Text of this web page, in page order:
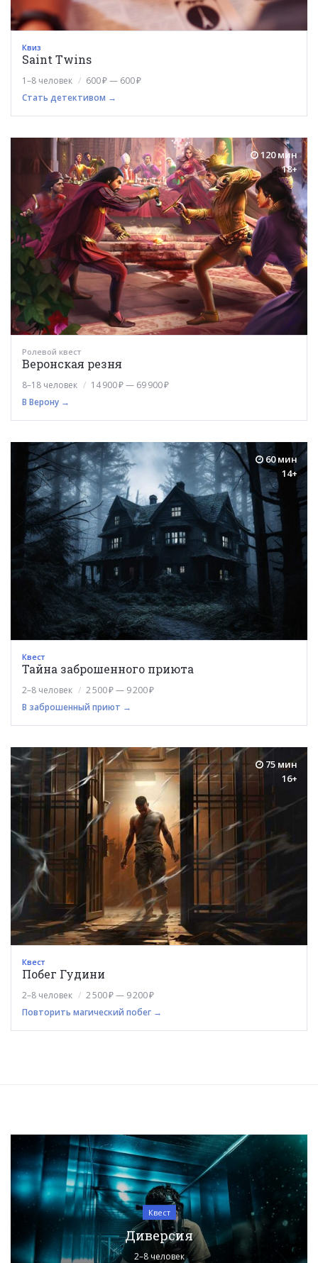
Квиз
Saint Twins
1–8 человек
600 ₽ — 600 ₽
Стать детективом →
120 мин
18+
Ролевой квест
Веронская резня
8–18 человек
14 900 ₽ — 69 900 ₽
В Верону →
60 мин
14+
Квест
Тайна заброшенного приюта
2–8 человек
2 500 ₽ — 9 200 ₽
В заброшенный приют →
75 мин
16+
Квест
Побег Гудини
2–8 человек
2 500 ₽ — 9 200 ₽
Повторить магический побег →
Квест
Диверсия
2–8 человек